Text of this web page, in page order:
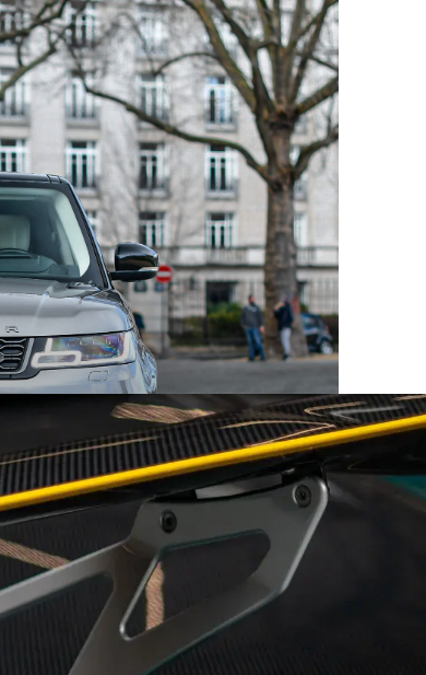
d'exception
on adore la voiture, on adore aussi son
encyclopédie de la voiture : Autopedia.
empreint d’un charme unique et
contemporaines, ces constructeurs ont
les collectionneurs. Au sein des articles
performance et héritage automobile.